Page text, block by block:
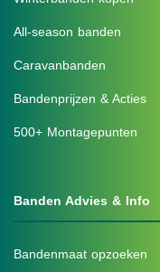
All-season banden
Caravanbanden
Bandenprijzen & Acties
500+ Montagepunten
Banden Advies & Info
Bandenmaat opzoeken